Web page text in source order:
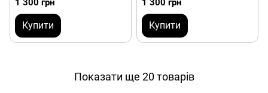
1 300 грн
Купити
1 300 грн
Купити
Показати ще 20 товарів